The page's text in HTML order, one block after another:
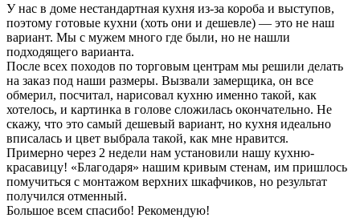
У нас в доме нестандартная кухня из-за короба и выступов,
поэтому готовые кухни (хоть они и дешевле) — это не наш
вариант. Мы с мужем много где были, но не нашли
подходящего варианта.
После всех походов по торговым центрам мы решили делать
на заказ под наши размеры. Вызвали замерщика, он все
обмерил, посчитал, нарисовал кухню именно такой, как
хотелось, и картинка в голове сложилась окончательно. Не
скажу, что это самый дешевый вариант, но кухня идеально
вписалась и цвет выбрала такой, как мне нравится.
Примерно через 2 недели нам установили нашу кухню-
красавицу! «Благодаря» нашим кривым стенам, им пришлось
помучиться с монтажом верхних шкафчиков, но результат
получился отменный.
Большое всем спасибо! Рекомендую!